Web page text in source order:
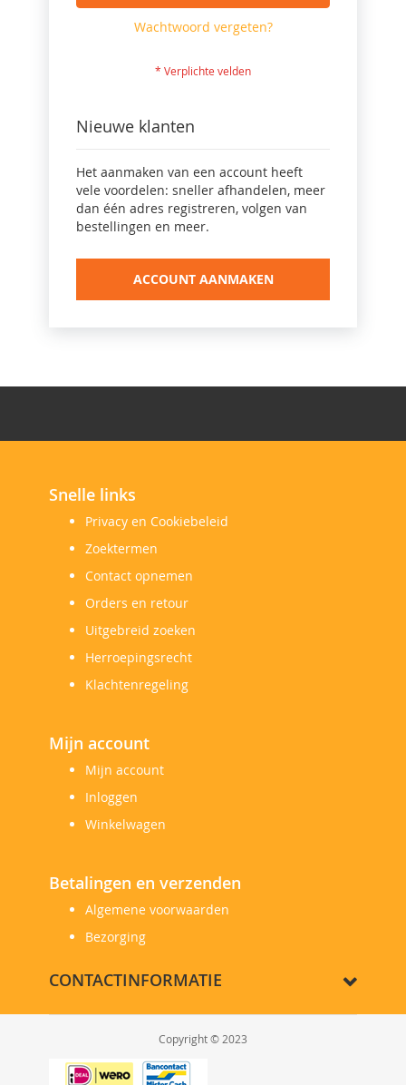
Wachtwoord vergeten?
Nieuwe klanten
Het aanmaken van een account heeft
vele voordelen: sneller afhandelen, meer
dan één adres registreren, volgen van
bestellingen en meer.
ACCOUNT AANMAKEN
Snelle links
Privacy en Cookiebeleid
Zoektermen
Contact opnemen
Orders en retour
Uitgebreid zoeken
Herroepingsrecht
Klachtenregeling
Mijn account
Mijn account
Inloggen
Winkelwagen
Betalingen en verzenden
Algemene voorwaarden
Bezorging
CONTACTINFORMATIE
Copyright © 2023